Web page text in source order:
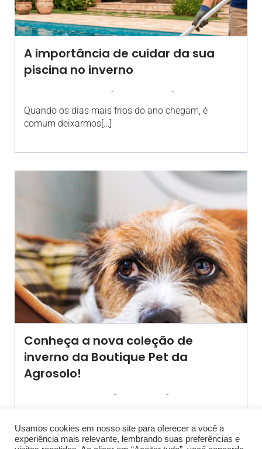
A importância de cuidar da sua
piscina no inverno
- -
Quando os dias mais frios do ano chegam, é
comum deixarmos[…]
Conheça a nova coleção de
inverno da Boutique Pet da
Agrosolo!
- -
caminhas, casinhas, tocas, cobertores[…]
Usamos cookies em nosso site para oferecer a você a
experiência mais relevante, lembrando suas preferências e